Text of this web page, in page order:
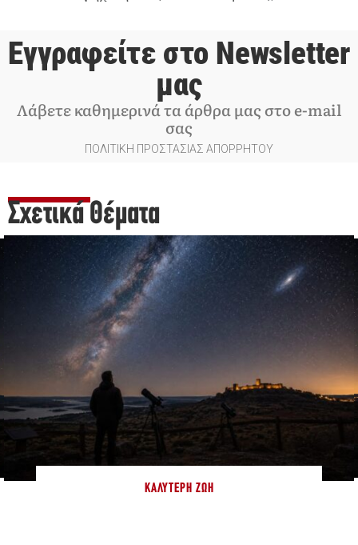
Εγγραφείτε στο Newsletter
μας
Λάβετε καθημερινά τα άρθρα μας στο e-mail
σας
ΠΟΛΙΤΙΚΗ ΠΡΟΣΤΑΣΙΑΣ ΑΠΟΡΡΗΤΟΥ
Σχετικά Θέματα
ΚΑΛΎΤΕΡΗ ΖΩΉ